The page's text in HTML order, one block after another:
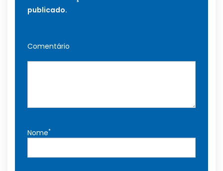
publicado.
Comentário
Nome*